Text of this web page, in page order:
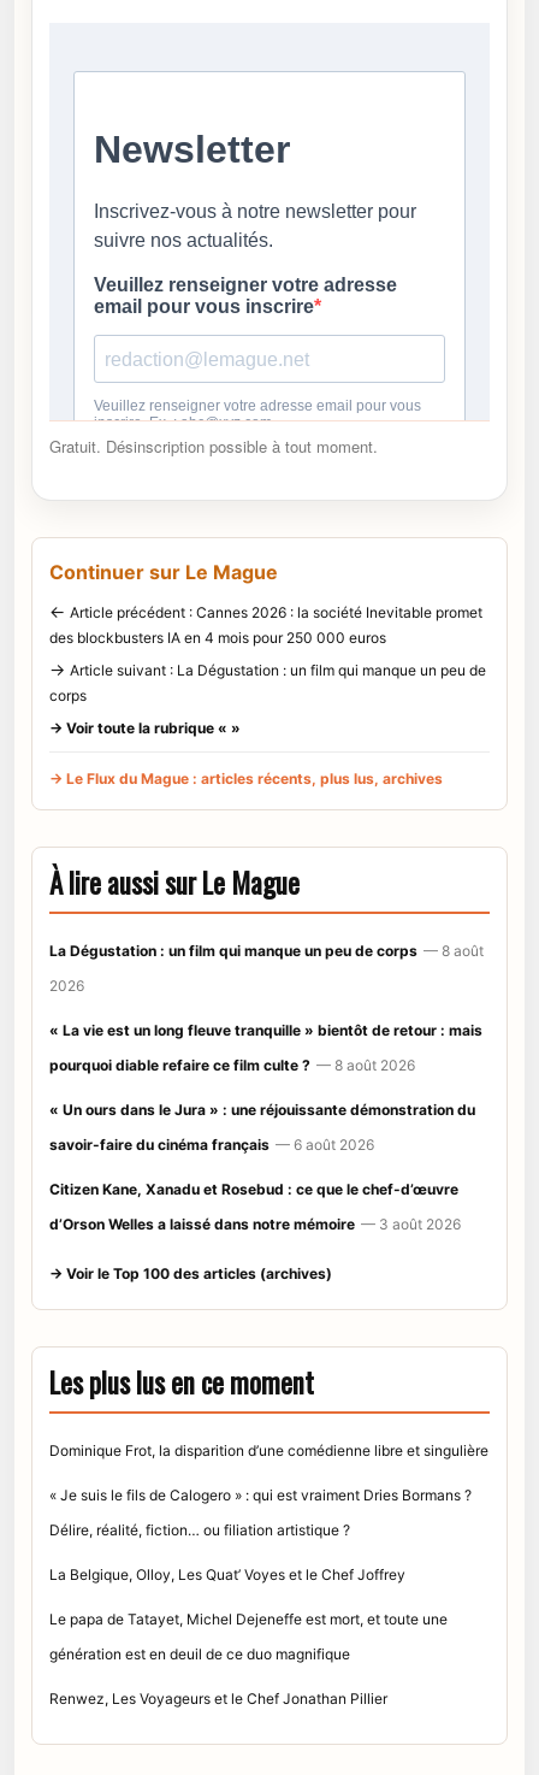
Gratuit. Désinscription possible à tout moment.
Continuer sur Le Mague
← Article précédent : Cannes 2026 : la société Inevitable promet
des blockbusters IA en 4 mois pour 250 000 euros
→ Article suivant : La Dégustation : un film qui manque un peu de
corps
→ Voir toute la rubrique « »
→ Le Flux du Mague : articles récents, plus lus, archives
À lire aussi sur Le Mague
La Dégustation : un film qui manque un peu de corps — 8 août
2026
« La vie est un long fleuve tranquille » bientôt de retour : mais
pourquoi diable refaire ce film culte ? — 8 août 2026
« Un ours dans le Jura » : une réjouissante démonstration du
savoir-faire du cinéma français — 6 août 2026
Citizen Kane, Xanadu et Rosebud : ce que le chef-d’œuvre
d’Orson Welles a laissé dans notre mémoire — 3 août 2026
→ Voir le Top 100 des articles (archives)
Les plus lus en ce moment
Dominique Frot, la disparition d’une comédienne libre et singulière
« Je suis le fils de Calogero » : qui est vraiment Dries Bormans ?
Délire, réalité, fiction… ou filiation artistique ?
La Belgique, Olloy, Les Quat’ Voyes et le Chef Joffrey
Le papa de Tatayet, Michel Dejeneffe est mort, et toute une
génération est en deuil de ce duo magnifique
Renwez, Les Voyageurs et le Chef Jonathan Pillier